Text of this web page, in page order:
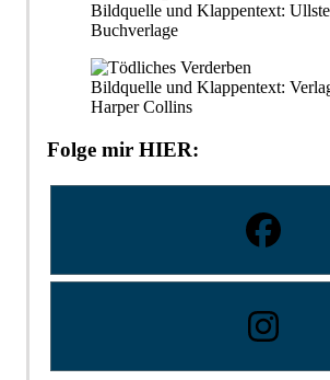
Bildquelle und Klappentext:
Buchverlage
Bildquelle und Klappentext:
Harper Collins
Folge mir HIER: